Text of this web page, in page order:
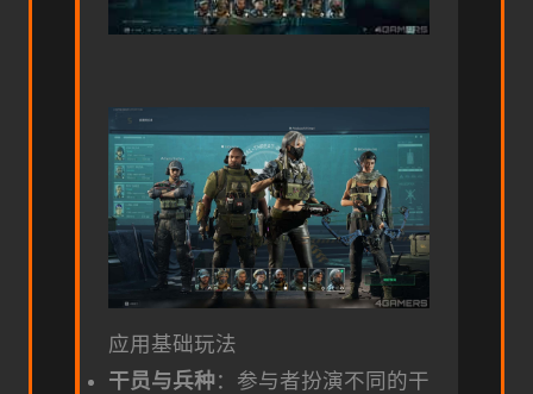
应用基础玩法
干员与兵种 ：参与者扮演不同的干